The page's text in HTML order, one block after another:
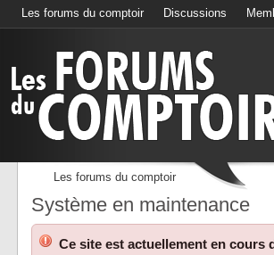
Les forums du comptoir Discussions
Les forums du comptoir
Système en maintenance
Ce site est actuellement en cours